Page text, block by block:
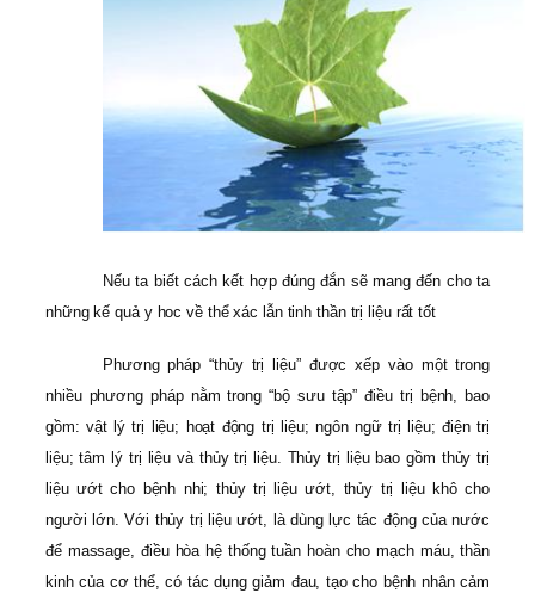
Nếu ta biết cách kết hợp đúng đắn sẽ mang đến cho ta
những kế quả y hoc về thể xác lẫn tinh thần trị liệu rất tốt
Phương pháp “thủy trị liệu” được xếp vào một trong
nhiều phương pháp nằm trong “bộ sưu tập” điều trị bệnh, bao
gồm: vật lý trị liệu; hoạt động trị liệu; ngôn ngữ trị liệu; điện trị
liệu; tâm lý trị liệu và thủy trị liệu. Thủy trị liệu bao gồm thủy trị
liệu ướt cho bệnh nhi; thủy trị liệu ướt, thủy trị liệu khô cho
người lớn. Với thủy trị liệu ướt, là dùng lực tác động của nước
để massage, điều hòa hệ thống tuần hoàn cho mạch máu, thần
kinh của cơ thể, có tác dụng giảm đau, tạo cho bệnh nhân cảm